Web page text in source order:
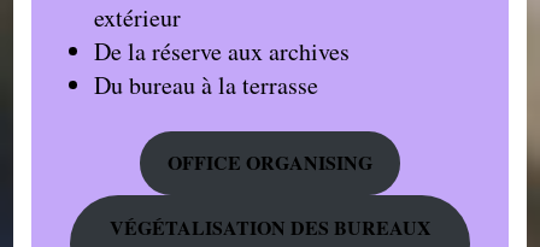
extérieur
De la réserve aux archives
Du bureau à la terrasse
OFFICE ORGANISING
VÉGÉTALISATION DES BUREAUX